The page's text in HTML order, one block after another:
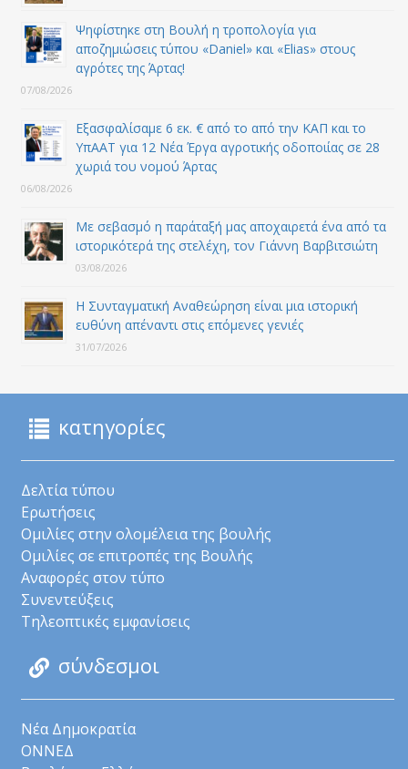
Ψηφίστηκε στη Βουλή η τροπολογία για
αποζημιώσεις τύπου «Daniel» και «Elias» στους
αγρότες της Άρτας!
07/08/2026
Εξασφαλίσαμε 6 εκ. € από το από την ΚΑΠ και το
ΥπΑΑΤ για 12 Nέα Έργα αγροτικής οδοποιίας σε 28
χωριά του νομού Άρτας
06/08/2026
Με σεβασμό η παράταξή μας αποχαιρετά ένα από τα
ιστορικότερά της στελέχη, τον Γιάννη Βαρβιτσιώτη
03/08/2026
Η Συνταγματική Αναθεώρηση είναι μια ιστορική
ευθύνη απέναντι στις επόμενες γενιές
31/07/2026
κατηγορίες
Δελτία τύπου
Ερωτήσεις
Ομιλίες στην ολομέλεια της βουλής
Ομιλίες σε επιτροπές της Βουλής
Αναφορές στον τύπο
Συνεντεύξεις
Τηλεοπτικές εμφανίσεις
σύνδεσμοι
Νέα Δημοκρατία
ΟΝΝΕΔ